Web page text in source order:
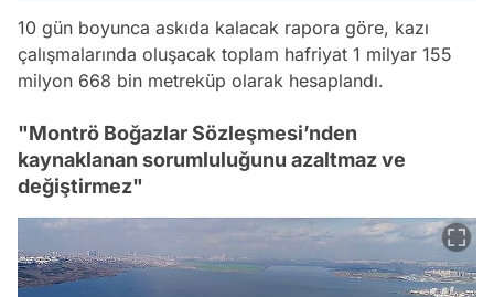
10 gün boyunca askıda kalacak rapora göre, kazı
çalışmalarında oluşacak toplam hafriyat 1 milyar 155
milyon 668 bin metreküp olarak hesaplandı.
"Montrö Boğazlar Sözleşmesi’nden
kaynaklanan sorumluluğunu azaltmaz ve
değiştirmez"